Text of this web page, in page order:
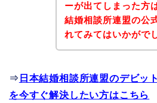
ーが出てしまった方
結婚相談所連盟の公
れてみてはいかがで
⇒ 日本結婚相談所連盟のデビッ
を今すぐ解決したい方はこちら